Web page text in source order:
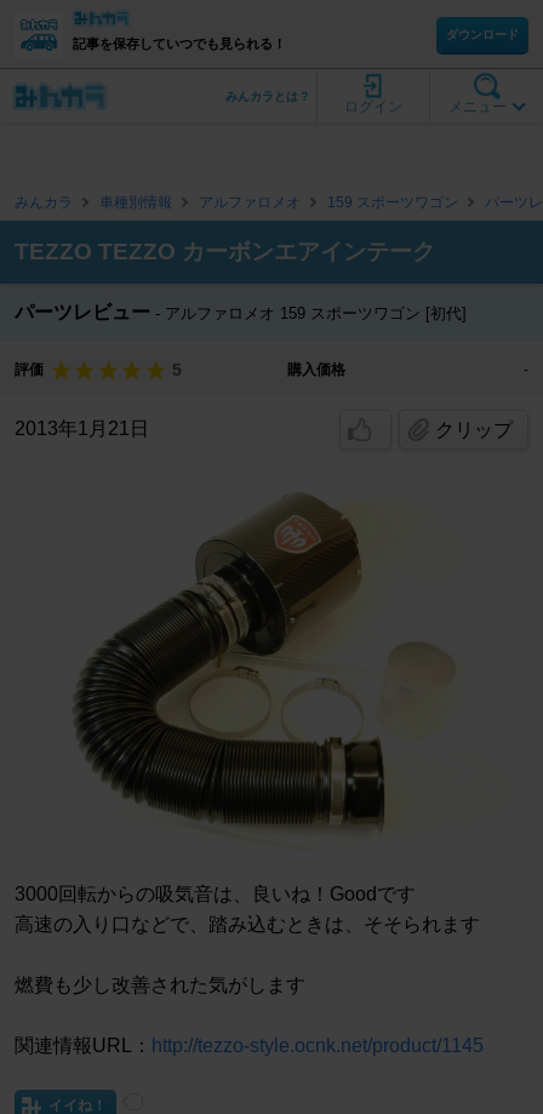
記事を保存していつでも見られる！
ダウンロード
メニュー
ログイン
みんカラとは？
みんカラ 車種別情報 アルファロメオ 159 スポーツワゴン パーツ
TEZZO TEZZO カーボンエアインテーク
パーツレビュー アルファロメオ 159 スポーツワゴン [初代]
評価 5 購入価格 -
2013年1月21日 クリップ
3000回転からの吸気音は、良いね！Goodです
高速の入り口などで、踏み込むときは、そそられます
燃費も少し改善された気がします
関連情報URL： http://tezzo-style.ocnk.net/product/1145
イイね！